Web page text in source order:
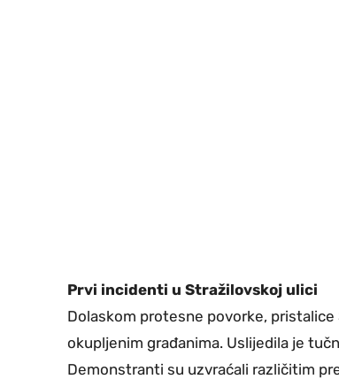
Prvi incidenti u Stražilovskoj ulici
Dolaskom protesne povorke,
okupljenim građanima. Uslijedila je
Demonstranti su uzvraćali različitim